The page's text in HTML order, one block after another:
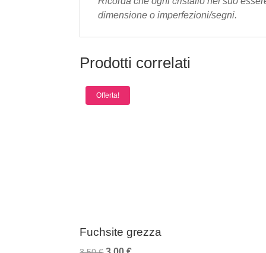
dimensione o imperfezioni/segni.
Prodotti correlati
Offerta!
Fuchsite grezza
Il
Il